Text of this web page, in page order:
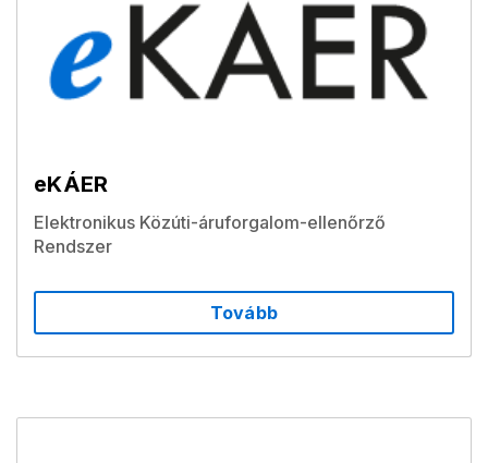
eKÁER
Elektronikus Közúti-áruforgalom-ellenőrző
Rendszer
Tovább